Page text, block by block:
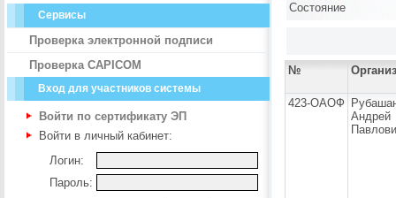
Сервисы
Проверка электронной подписи
Проверка CAPICOM
Вход для участников системы
Войти по сертификату ЭП
Войти в личный кабинет:
Логин:
Пароль:
Состояние
№
423-ОАОФ
Андрей